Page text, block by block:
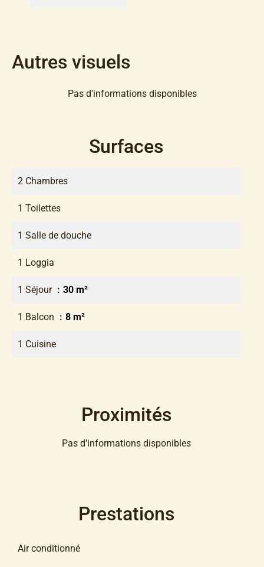
Autres visuels
Pas d'informations disponibles
Surfaces
2 Chambres
1 Toilettes
1 Salle de douche
1 Loggia
1 Séjour 30 m²
1 Balcon 8 m²
1 Cuisine
Proximités
Pas d'informations disponibles
Prestations
Air conditionné